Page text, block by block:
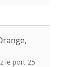
le port 25.